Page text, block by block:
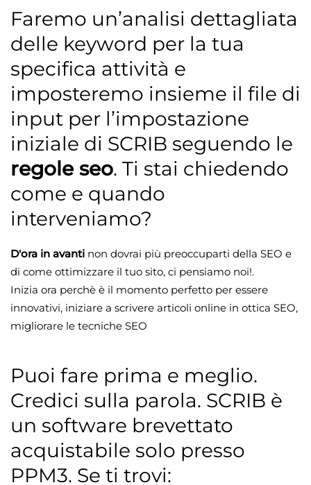
Faremo un’analisi dettagliata
delle keyword per la tua
specifica attività e
imposteremo insieme il file di
input per l’impostazione
iniziale di SCRIB seguendo le
regole seo. Ti stai chiedendo
come e quando
interveniamo?
D'ora in avanti non dovrai più preoccuparti della SEO e
di come ottimizzare il tuo sito, ci pensiamo noi!.
Inizia ora perchè è il momento perfetto per essere
innovativi, iniziare a scrivere articoli online in ottica SEO,
migliorare le tecniche SEO
Puoi fare prima e meglio.
Credici sulla parola. SCRIB è
un software brevettato
acquistabile solo presso
PPM3. Se ti trovi: